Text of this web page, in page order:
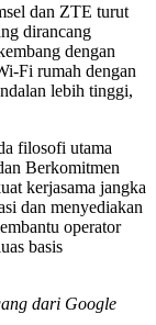
dan ZTE turut
dirancang
dengan
Fi rumah dengan
lebih tinggi,
filosofi utama
Berkomitmen
kerjasama jangka
dan menyediakan
operator
basis
dari Google